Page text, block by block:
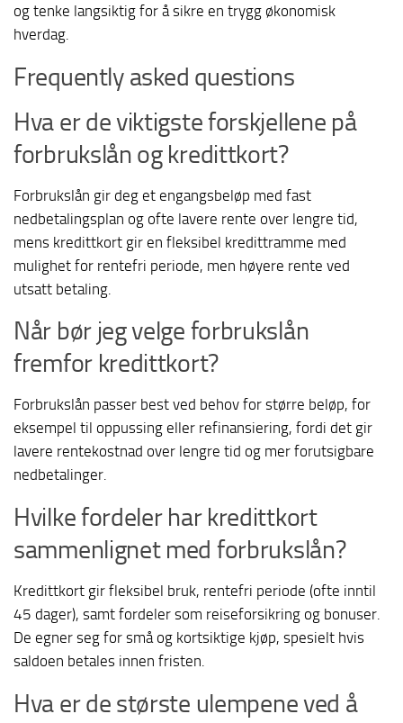
og tenke langsiktig for å sikre en trygg økonomisk
hverdag.
Frequently asked questions
Hva er de viktigste forskjellene på
forbrukslån og kredittkort?
Forbrukslån gir deg et engangsbeløp med fast
nedbetalingsplan og ofte lavere rente over lengre tid,
mens kredittkort gir en fleksibel kredittramme med
mulighet for rentefri periode, men høyere rente ved
utsatt betaling.
Når bør jeg velge forbrukslån
fremfor kredittkort?
Forbrukslån passer best ved behov for større beløp, for
eksempel til oppussing eller refinansiering, fordi det gir
lavere rentekostnad over lengre tid og mer forutsigbare
nedbetalinger.
Hvilke fordeler har kredittkort
sammenlignet med forbrukslån?
Kredittkort gir fleksibel bruk, rentefri periode (ofte inntil
45 dager), samt fordeler som reiseforsikring og bonuser.
De egner seg for små og kortsiktige kjøp, spesielt hvis
saldoen betales innen fristen.
Hva er de største ulempene ved å